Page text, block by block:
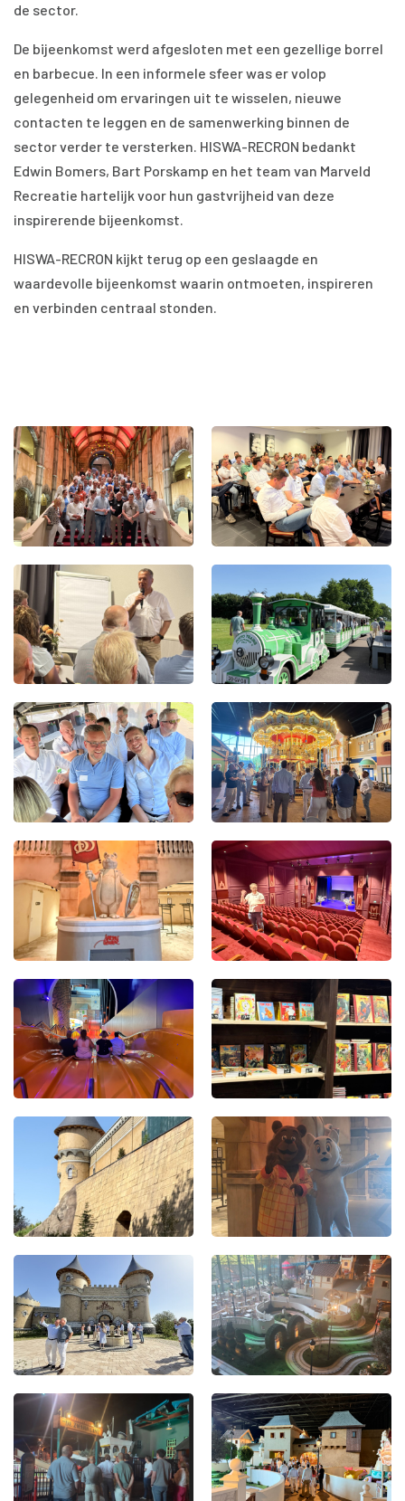
de sector.
De bijeenkomst werd afgesloten met een gezellige borrel
en barbecue. In een informele sfeer was er volop
gelegenheid om ervaringen uit te wisselen, nieuwe
contacten te leggen en de samenwerking binnen de
sector verder te versterken. HISWA-RECRON bedankt
Edwin Bomers, Bart Porskamp en het team van Marveld
Recreatie hartelijk voor hun gastvrijheid van deze
inspirerende bijeenkomst.
HISWA-RECRON kijkt terug op een geslaagde en
waardevolle bijeenkomst waarin ontmoeten, inspireren
en verbinden centraal stonden.